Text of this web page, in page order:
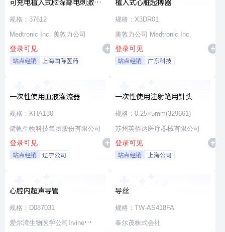
冲发生器套件
规格：37612
Medtronic Inc. 美敦力公司
登录可见
站点经销 上海国际医药
规格：X3DR01
美敦力公司 Medtronic Inc.
登录可见
站点经销 广东科技
一次性使用血液灌流器
规格：KHA130
健帆生物科技集团股份有限公司
登录可见
站点经销 辽宁公司
一次性使用注射笔用针头
规格：0.25×5mm(329661)
苏州英佰达医疗器械有限公司
登录可见
站点经销 上海公司
心腔内超声导管
规格：D087031
爱尔湾生物医学公司Irvine
导丝
规格：TW-AS418FA
泰尔茂株式会社